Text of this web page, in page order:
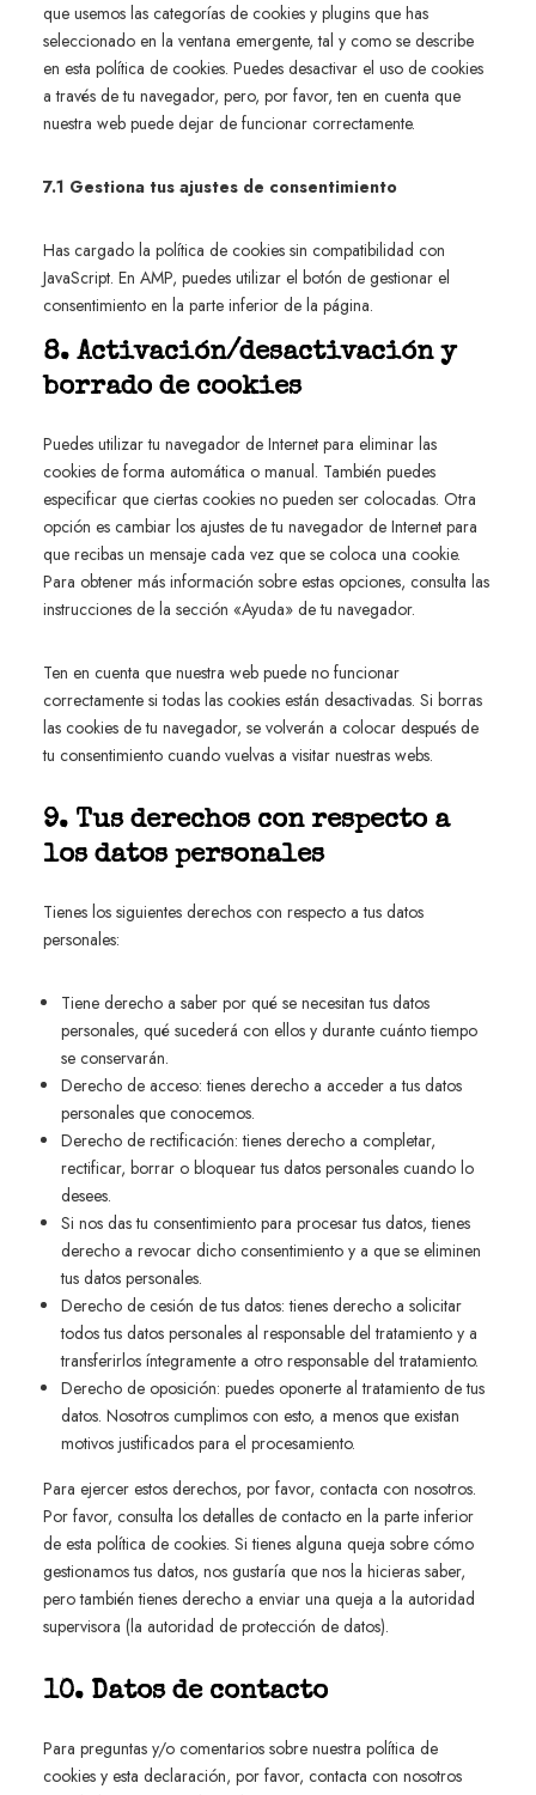
que usemos las categorías de cookies y plugins que has
seleccionado en la ventana emergente, tal y como se describe
en esta política de cookies. Puedes desactivar el uso de cookies
a través de tu navegador, pero, por favor, ten en cuenta que
nuestra web puede dejar de funcionar correctamente.
7.1 Gestiona tus ajustes de consentimiento
Has cargado la política de cookies sin compatibilidad con
JavaScript. En AMP, puedes utilizar el botón de gestionar el
consentimiento en la parte inferior de la página.
8. Activación/desactivación y
borrado de cookies
Puedes utilizar tu navegador de Internet para eliminar las
cookies de forma automática o manual. También puedes
especificar que ciertas cookies no pueden ser colocadas. Otra
opción es cambiar los ajustes de tu navegador de Internet para
que recibas un mensaje cada vez que se coloca una cookie.
Para obtener más información sobre estas opciones, consulta las
instrucciones de la sección «Ayuda» de tu navegador.
Ten en cuenta que nuestra web puede no funcionar
correctamente si todas las cookies están desactivadas. Si borras
las cookies de tu navegador, se volverán a colocar después de
tu consentimiento cuando vuelvas a visitar nuestras webs.
9. Tus derechos con respecto a
los datos personales
Tienes los siguientes derechos con respecto a tus datos
personales:
Tiene derecho a saber por qué se necesitan tus datos
personales, qué sucederá con ellos y durante cuánto tiempo
se conservarán.
Derecho de acceso: tienes derecho a acceder a tus datos
personales que conocemos.
Derecho de rectificación: tienes derecho a completar,
rectificar, borrar o bloquear tus datos personales cuando lo
desees.
Si nos das tu consentimiento para procesar tus datos, tienes
derecho a revocar dicho consentimiento y a que se eliminen
tus datos personales.
Derecho de cesión de tus datos: tienes derecho a solicitar
todos tus datos personales al responsable del tratamiento y a
transferirlos íntegramente a otro responsable del tratamiento.
Derecho de oposición: puedes oponerte al tratamiento de tus
datos. Nosotros cumplimos con esto, a menos que existan
motivos justificados para el procesamiento.
Para ejercer estos derechos, por favor, contacta con nosotros.
Por favor, consulta los detalles de contacto en la parte inferior
de esta política de cookies. Si tienes alguna queja sobre cómo
gestionamos tus datos, nos gustaría que nos la hicieras saber,
pero también tienes derecho a enviar una queja a la autoridad
supervisora (la autoridad de protección de datos).
10. Datos de contacto
Para preguntas y/o comentarios sobre nuestra política de
cookies y esta declaración, por favor, contacta con nosotros